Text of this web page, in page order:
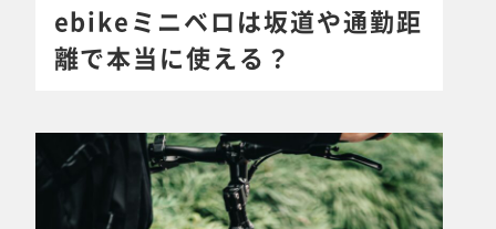
ebikeミニベロは坂道や通勤距
離で本当に使える？